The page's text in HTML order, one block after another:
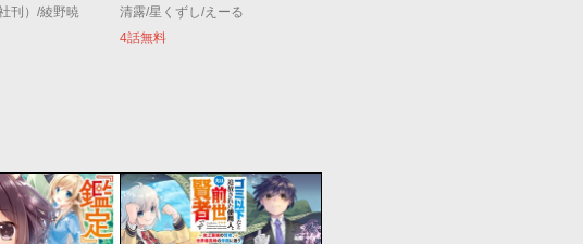
刊）/綾野暁
清露/星くずし/えーる
4話無料